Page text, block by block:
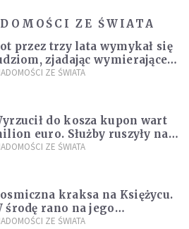
ZE ŚWIATA
przez trzy lata wymykał się
zjadając wymierające
W końcu popełnił
ZE ŚWIATA
do kosza kupon wart
euro. Służby ruszyły na
ZE ŚWIATA
kraksa na Księżycu.
środę rano na jego
dojdzie do
ZE ŚWIATA